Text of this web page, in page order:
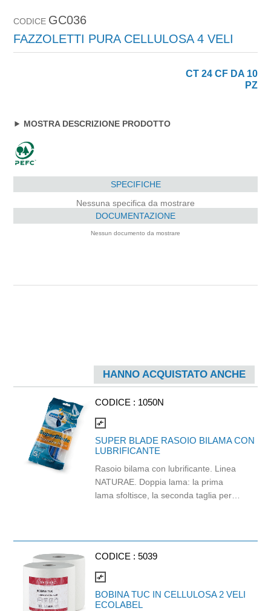
CODICE GC036
FAZZOLETTI PURA CELLULOSA 4 VELI
CT 24 CF DA 10
PZ
MOSTRA DESCRIZIONE PRODOTTO
SPECIFICHE
Nessuna specifica da mostrare
DOCUMENTAZIONE
Nessun documento da mostrare
HANNO ACQUISTATO ANCHE
CODICE : 1050N
compare_arrows
SUPER BLADE RASOIO BILAMA CON
LUBRIFICANTE
Rasoio bilama con lubrificante. Linea
NATURAE. Doppia lama: la prima
lama sfoltisce, la seconda taglia per
Blade ha il bordo ricurvo ed una
ergonomica dentatura. La sua forma
infatti assicura una rasatura
confortevole e dalla maggiore durata,
CODICE : 5039
compare_arrows
BOBINA TUC IN CELLULOSA 2 VELI
ECOLABEL